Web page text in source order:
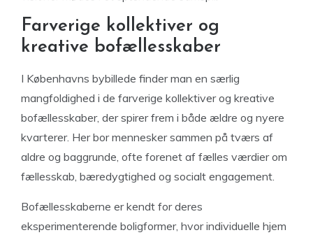
Farverige kollektiver og
kreative bofællesskaber
I Københavns bybillede finder man en særlig
mangfoldighed i de farverige kollektiver og kreative
bofællesskaber, der spirer frem i både ældre og nyere
kvarterer. Her bor mennesker sammen på tværs af
aldre og baggrunde, ofte forenet af fælles værdier om
fællesskab, bæredygtighed og socialt engagement.
Bofællesskaberne er kendt for deres
eksperimenterende boligformer, hvor individuelle hjem